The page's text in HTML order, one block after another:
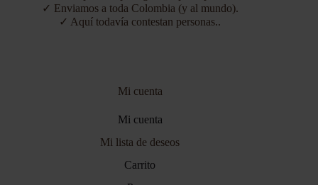
✓ Enviamos a toda Colombia (y al mundo).
✓ Aquí todavía contestan personas..
Mi cuenta
Mi cuenta
Mi lista de deseos
Carrito